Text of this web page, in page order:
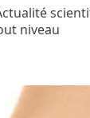
niveau